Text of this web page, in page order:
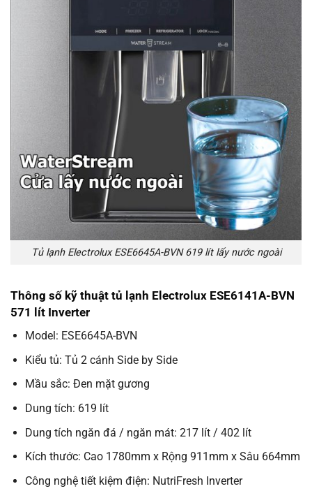
Tủ lạnh Electrolux ESE6645A-BVN 619 lít lấy nước ngoài
Thông số kỹ thuật tủ lạnh Electrolux ESE6141A-BVN
571 lít Inverter
Model: ESE6645A-BVN
Kiểu tủ: Tủ 2 cánh Side by Side
Mầu sắc: Đen mặt gương
Dung tích: 619 lít
Dung tích ngăn đá / ngăn mát: 217 lít / 402 lít
Kích thước: Cao 1780mm x Rộng 911mm x Sâu 664mm
Công nghệ tiết kiệm điện: NutriFresh Inverter